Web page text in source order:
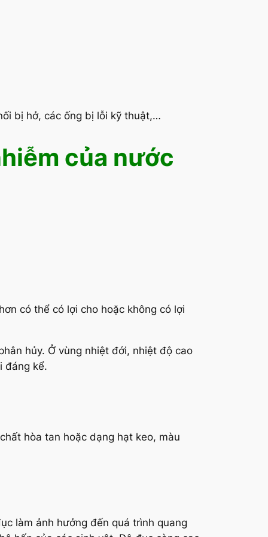
bị hở, các ống bị lỗi kỹ thuật,…
của nước
có thể có lợi cho hoặc không có lợi
hủy. Ở vùng nhiệt đới, nhiệt độ cao
đáng kể.
hòa tan hoặc dạng hạt keo, màu
làm ảnh hưởng đến quá trình quang